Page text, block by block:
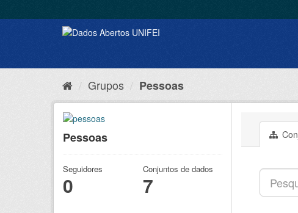
Grupos Pessoas
Pessoas
Seguidores
0
Conjuntos de dados
7